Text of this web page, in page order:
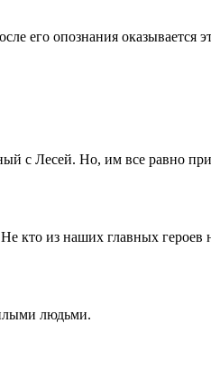
его опознания оказывается
с Лесей. Но, им все равно
кто из наших главных
людьми.